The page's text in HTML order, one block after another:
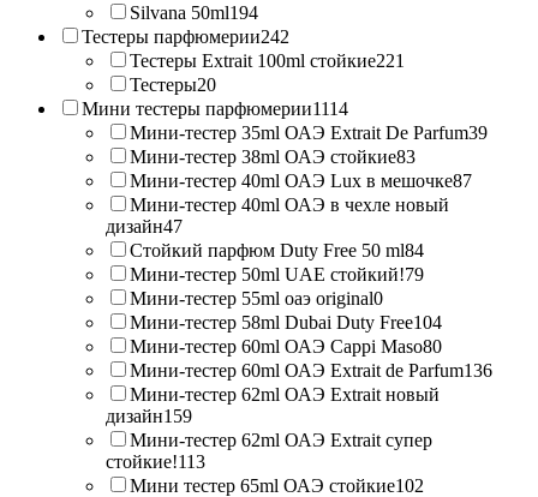
Silvana 50ml194
Тестеры парфюмерии242
Тестеры Extrait 100ml стойкие221
Тестеры20
Мини тестеры парфюмерии1114
Мини-тестер 35ml ОАЭ Extrait De Parfum39
Мини-тестер 38ml ОАЭ стойкие83
Мини-тестер 40ml ОАЭ Lux в мешочке87
Мини-тестер 40ml ОАЭ в чехле новый
дизайн47
Стойкий парфюм Duty Free 50 ml84
Мини-тестер 50ml UAE стойкий!79
Мини-тестер 55ml оаэ original0
Мини-тестер 58ml Dubai Duty Free104
Мини-тестер 60ml ОАЭ Cappi Maso80
Мини-тестер 60ml ОАЭ Extrait de Parfum136
Мини-тестер 62ml ОАЭ Extrait новый
дизайн159
Мини-тестер 62ml ОАЭ Extrait супер
стойкие!113
Мини тестер 65ml ОАЭ стойкие102